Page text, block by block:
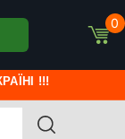
!!!
0